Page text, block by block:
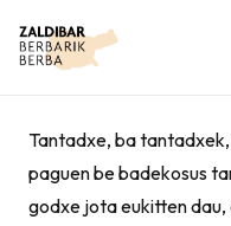
Tantadxe, ba
paguen be badekosus
godxe jota eukitten